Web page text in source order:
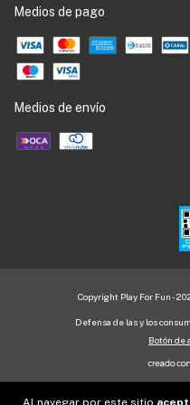
Al navegar por este sitio
Medios de pago
Medios de envío
Copyright Play For Fun -
Defensa de las y los
Botón de